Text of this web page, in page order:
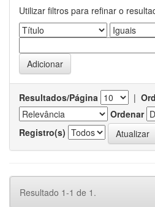
Utilizar filtros para refinar o
Resultados/Página |
Ordenar
Registro(s)
Resultado 1-1 de 1.